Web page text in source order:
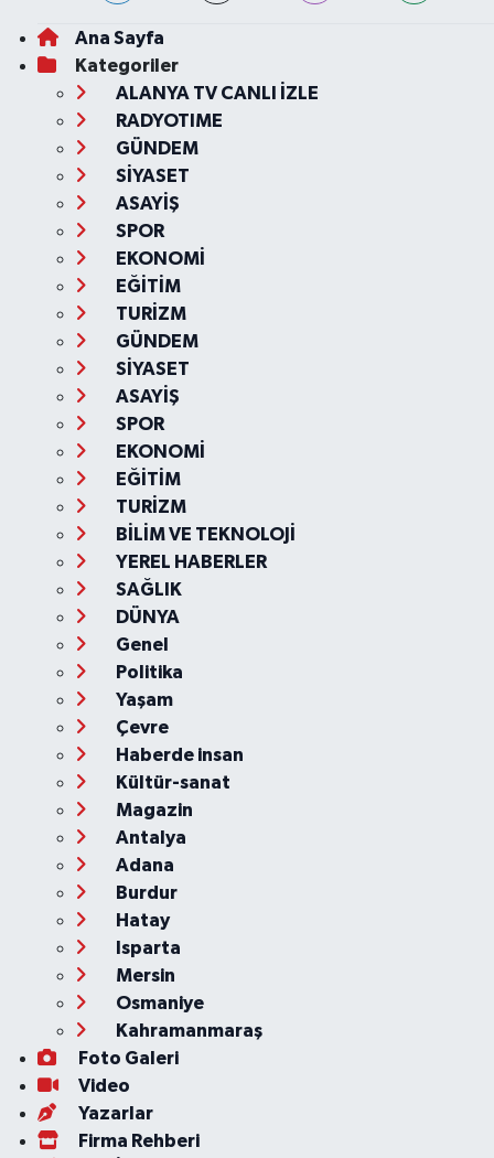
Ana Sayfa
Kategoriler
ALANYA TV CANLI İZLE
RADYOTIME
GÜNDEM
SİYASET
ASAYİŞ
SPOR
EKONOMİ
EĞİTİM
TURİZM
GÜNDEM
SİYASET
ASAYİŞ
SPOR
EKONOMİ
EĞİTİM
TURİZM
BİLİM VE TEKNOLOJİ
YEREL HABERLER
SAĞLIK
DÜNYA
Genel
Politika
Yaşam
Çevre
Haberde insan
Kültür-sanat
Magazin
Antalya
Adana
Burdur
Hatay
Isparta
Mersin
Osmaniye
Kahramanmaraş
Foto Galeri
Video
Yazarlar
Firma Rehberi